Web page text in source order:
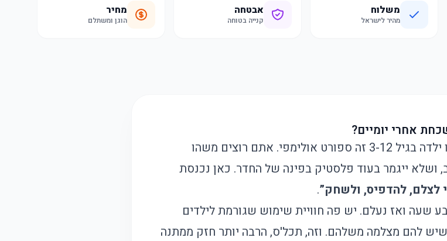
משלוח
מהיר לישראל
אבטחה
קנייה בטוחה
מחיר
הוגן ומשתלם
אחרי יומיים?
בואו נדבר דוגרי - למצוא מתנה לילד או ילדה בגיל 3-12 זה ספורט אולימפי. אתם רוצים משהו
ייגמר בעוד פלסטיק בפינה של החדר. כאן נכנסת
לצלם, להדפיס, ולשחק”.
שעה ואז נעלם. יש פה חוויית שימוש שגורמת לילדים
להם מצלמה משלהם. וזה, תכל'ס, הרבה יותר חזק ממתנה